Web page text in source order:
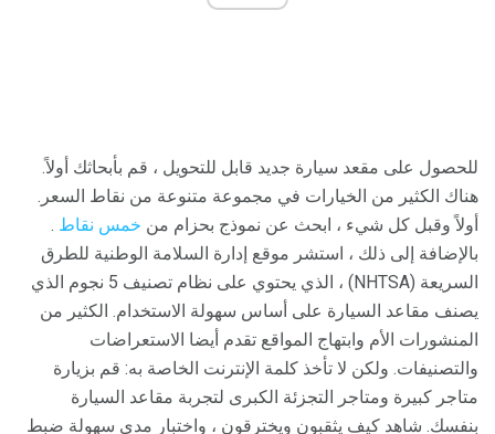
للحصول على مقعد سيارة جديد قابل للتحويل ، قم بأبحاثك أولاً.
هناك الكثير من الخيارات في مجموعة متنوعة من نقاط السعر.
أولاً وقبل كل شيء ، ابحث عن نموذج بحزام من خمس نقاط .
بالإضافة إلى ذلك ، استشر موقع إدارة السلامة الوطنية للطرق
السريعة (NHTSA) ، الذي يحتوي على نظام تصنيف 5 نجوم الذي
يصنف مقاعد السيارة على أساس سهولة الاستخدام. الكثير من
المنشورات الأم وابتهاج المواقع تقدم أيضا الاستعراضات
والتصنيفات. ولكن لا تأخذ كلمة الإنترنت الخاصة به: قم بزيارة
متاجر كبيرة ومتاجر التجزئة الكبرى لتجربة مقاعد السيارة
بنفسك. شاهد كيف يثقبون ويخترقون ، واختبار مدى سهولة ضبط